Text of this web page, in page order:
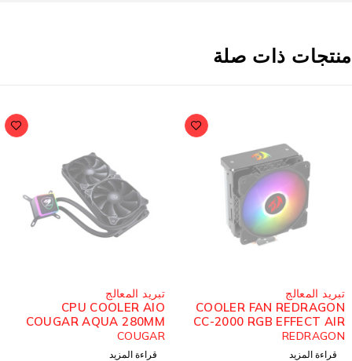
ذات صلة
مُباع
تبريد المعالج
CPU COOLER AIO
COUGAR AQUA 280MM
ARGB
COUGAR
قراءة المزيد
مُباع
تبريد المعالج
AIO XIGMATEK
LIQUID KILLER X 360
ARGB
XIGMATEK
400.00 ₪